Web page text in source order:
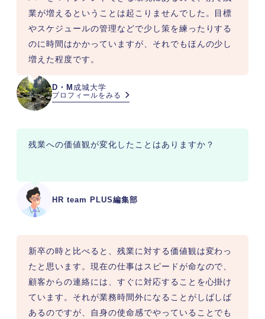
D・M 成城大学
プロフィールをみる
業が増えるということは起こりませんでした。目標
やスケジュールの管理などで少し策を練ったりする
のに時間はかかっていますが、それでもほんの少し
増えた程度です。
HR team PLUS編集部
残業への価値観が変化したことはありますか？
新卒の時と比べると、残業に対する価値観は変わっ
たと思います。現在の仕事はスピードが命なので、
顧客からの連絡には、すぐに対応することを心掛け
ています。それが業務時間外になることがしばしば
あるのですが、自身の使命感でやっていることでも